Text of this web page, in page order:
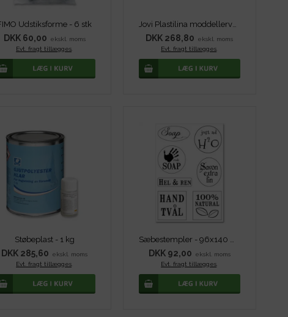
Udstiksforme - 6 stk
DKK 60,00
ekskl. moms
Evt. fragt tillægges
Jovi Plastilina moddellervoks - 15x150 g
DKK 268,80
ekskl. moms
Evt. fragt tillægges
Støbeplast - 1 kg
DKK 285,60
ekskl. moms
Evt. fragt tillægges
Sæbestempler - 96x140 mm
DKK 92,00
ekskl. moms
Evt. fragt tillægges